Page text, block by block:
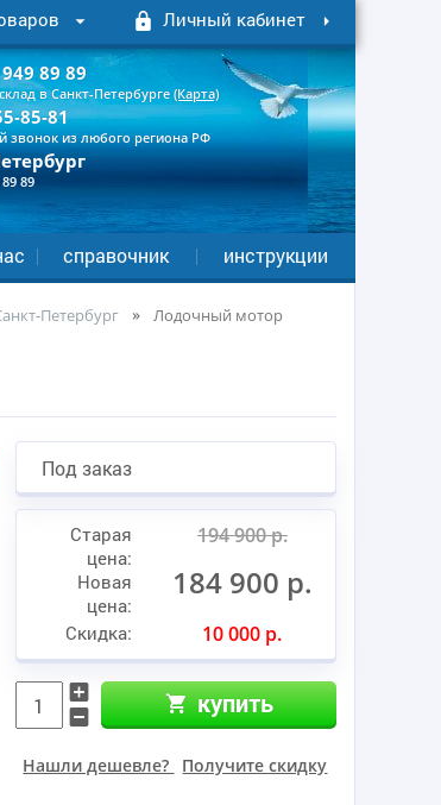
Личный кабинет
89 89
в Санкт-Петербурге(Карта)
85-81
звонок из любого региона РФ
89
справочник инструкции
Петербург
Лодочный мотор
Под заказ
Старая
цена:
194 900 р.
Новая
цена:
184 900 р.
Скидка: 10 000 р.
купить
Нашли дешевле? Получите скидку